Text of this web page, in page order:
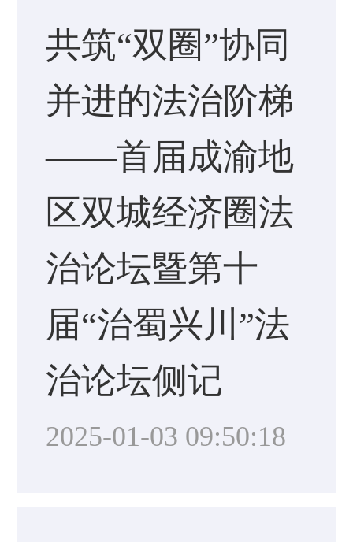
共筑“双圈”协同
并进的法治阶梯
——首届成渝地
区双城经济圈法
治论坛暨第十
届“治蜀兴川”法
治论坛侧记
2025-01-03 09:50:18